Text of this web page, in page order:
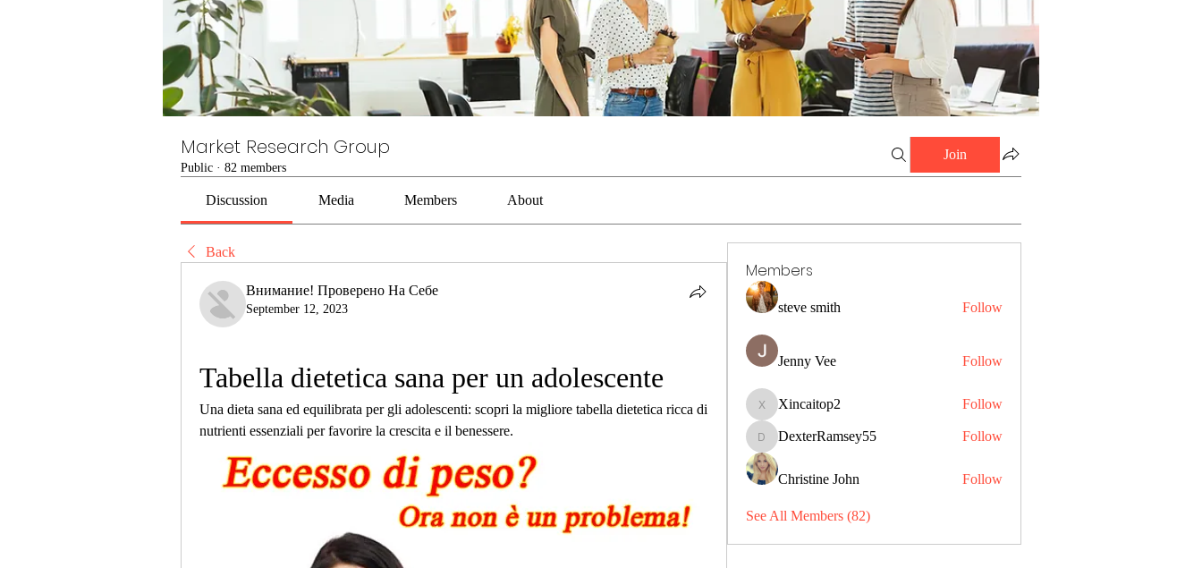
Market Research Group
Public · 82 members
Join
Discussion Media Members About
Back
Внимание! Проверено На Себе
September 12, 2023
Tabella dietetica sana per un adolescente
Una dieta sana ed equilibrata per gli adolescenti: scopri la migliore tabella dietetica ricca di
nutrienti essenziali per favorire la crescita e il benessere.
Members
steve smith Follow
Jenny Vee Follow
Xincaitop2
Xincaitop2 Follow
DexterRamsey55
DexterRamsey55 Follow
Christine John Follow
See All Members (82)